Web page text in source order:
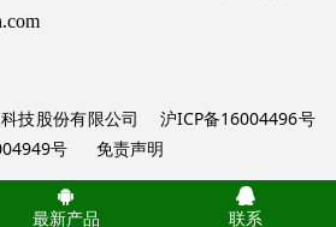
科技股份有限公司 沪ICP备16004496号
号
免责声明
最新产品 联系